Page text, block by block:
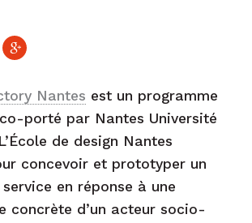
Nantes est un programme
porté par Nantes Université
de design Nantes
concevoir et prototyper un
en réponse à une
concrète d’un acteur socio-